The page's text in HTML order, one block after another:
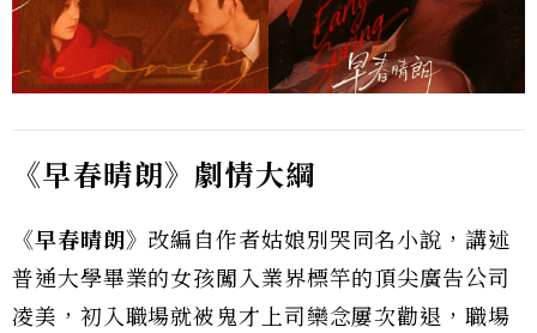
《早春晴朗》劇情大綱
《早春晴朗》 改編自作者姑娘別哭同名小說，講述
普通大學畢業的女孩闖入業界標竿的頂尖廣告公司
凌美，初入職場就被鬼才上司欒念屢次勸退，職場